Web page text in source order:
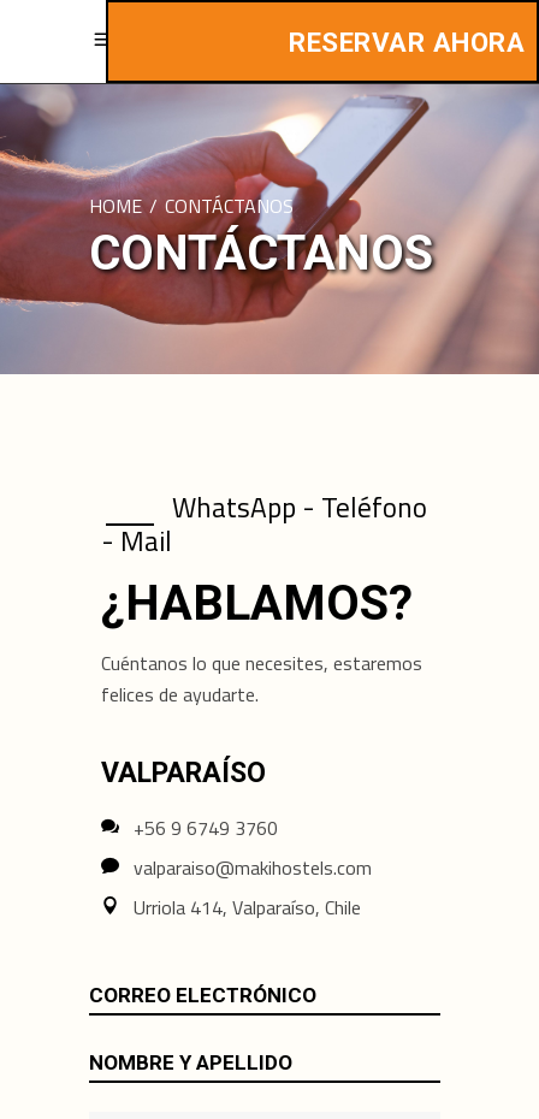
RESERVAR AHORA
HOME/CONTÁCTANOS
CONTÁCTANOS
WhatsApp - Teléfono
- Mail
¿HABLAMOS?
Cuéntanos lo que necesites, estaremos
felices de ayudarte.
VALPARAÍSO
+56 9 6749 3760
valparaiso@makihostels.com
Urriola 414, Valparaíso, Chile